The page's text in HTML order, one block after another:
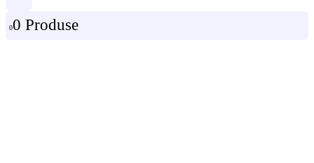
00 Produse